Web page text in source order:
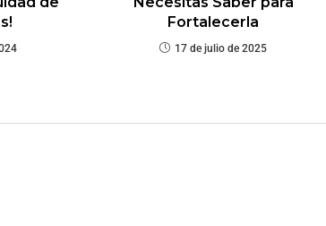
Fortalecerla
17 de julio de 2025